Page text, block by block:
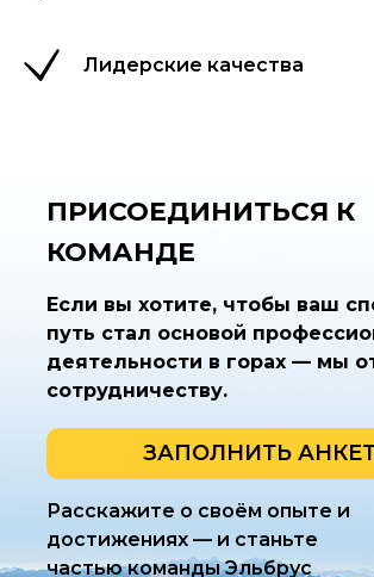
Лидерские качества
Расскажите о своём опыте и
достижениях — и станьте
частью команды Эльбрус
Если вы хотите, чтобы ваш
путь стал основой
деятельности в горах — мы
сотрудничеству.
ПРИСОЕДИНИТЬСЯ К
КОМАНДЕ
ЗАПОЛНИТЬ